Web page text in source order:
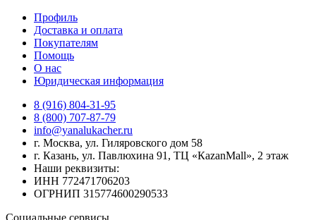
Профиль
Доставка и оплата
Покупателям
Помощь
О нас
Юридическая информация
8 (916) 804-31-95
8 (800) 707-87-79
info@yanalukacher.ru
г. Москва, ул. Гиляровского дом 58
г. Казань, ул. Павлюхина 91, ТЦ «КazanMall», 2 этаж
Наши реквизиты:
ИНН 772471706203
ОГРНИП 315774600290533
Социальные сервисы